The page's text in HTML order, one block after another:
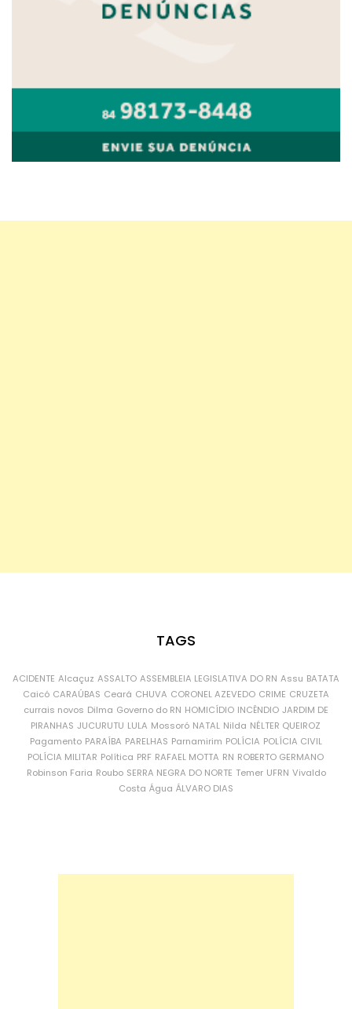
TAGS
ACIDENTE Alcaçuz ASSALTO ASSEMBLEIA LEGISLATIVA DO RN Assu BATATA
Caicó CARAÚBAS Ceará CHUVA CORONEL AZEVEDO CRIME CRUZETA
currais novos Dilma Governo do RN HOMICÍDIO INCÊNDIO JARDIM DE
PIRANHAS JUCURUTU LULA Mossoró NATAL Nilda NÉLTER QUEIROZ
Pagamento PARAÍBA PARELHAS Parnamirim POLÍCIA POLÍCIA CIVIL
POLÍCIA MILITAR Política PRF RAFAEL MOTTA RN ROBERTO GERMANO
Robinson Faria Roubo SERRA NEGRA DO NORTE Temer UFRN Vivaldo
Costa Água ÁLVARO DIAS